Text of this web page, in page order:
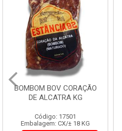
BOMBOM BOV CORAÇÃO
DE ALCATRA KG
Código: 17501
Embalagem: CX/± 18 KG